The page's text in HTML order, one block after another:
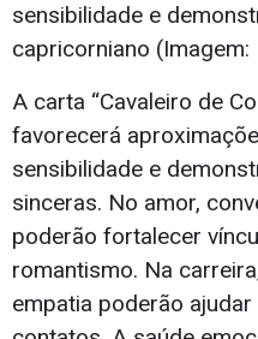
sensibilidade e
capricorniano
A carta “Cavaleiro de
favorecerá
sensibilidade e
sinceras. No amor,
poderão fortalecer
romantismo. Na
empatia poderão